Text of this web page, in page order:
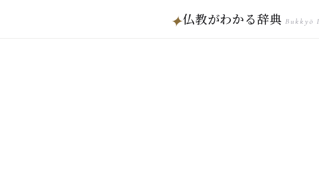
✦仏教がわかる辞典 Bukkyō